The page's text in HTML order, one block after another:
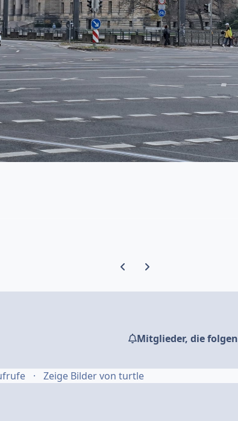
Vorherige Karussell-Folie
Nächste Karussell-Folie
Mitglieder, die folgen
Zeige Bilder von turtle